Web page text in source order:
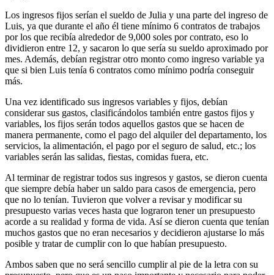
Los ingresos fijos serían el sueldo de Julia y una parte del ingreso de
Luis, ya que durante el año él tiene mínimo 6 contratos de trabajos
por los que recibía alrededor de 9,000 soles por contrato, eso lo
dividieron entre 12, y sacaron lo que sería su sueldo aproximado por
mes. Además, debían registrar otro monto como ingreso variable ya
que si bien Luis tenía 6 contratos como mínimo podría conseguir
más.
Una vez identificado sus ingresos variables y fijos, debían
considerar sus gastos, clasificándolos también entre gastos fijos y
variables, los fijos serán todos aquellos gastos que se hacen de
manera permanente, como el pago del alquiler del departamento, los
servicios, la alimentación, el pago por el seguro de salud, etc.; los
variables serán las salidas, fiestas, comidas fuera, etc.
Al terminar de registrar todos sus ingresos y gastos, se dieron cuenta
que siempre debía haber un saldo para casos de emergencia, pero
que no lo tenían. Tuvieron que volver a revisar y modificar su
presupuesto varias veces hasta que lograron tener un presupuesto
acorde a su realidad y forma de vida. Así se dieron cuenta que tenían
muchos gastos que no eran necesarios y decidieron ajustarse lo más
posible y tratar de cumplir con lo que habían presupuesto.
Ambos saben que no será sencillo cumplir al pie de la letra con su